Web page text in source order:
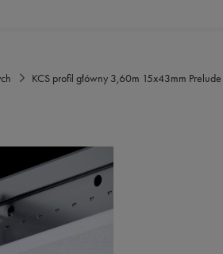
KCS profil główny 3,60m 15x43mm